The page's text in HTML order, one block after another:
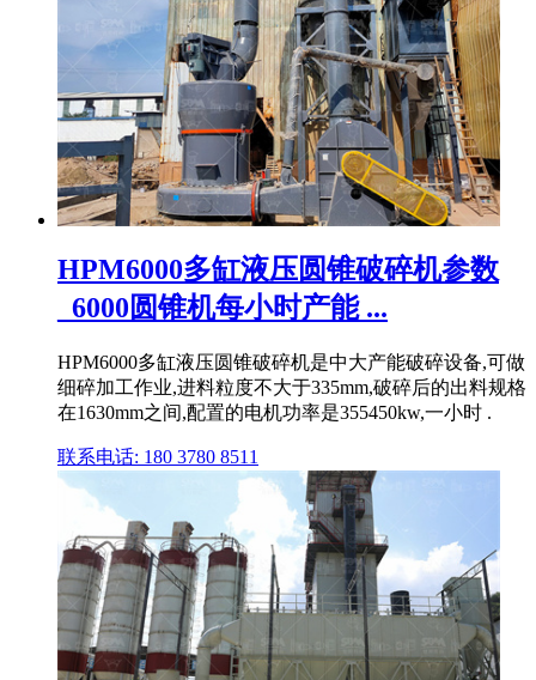
HPM6000多缸液压圆锥破碎机参数
_6000圆锥机每小时产能 ...
HPM6000多缸液压圆锥破碎机是中大产能破碎设备,可做
细碎加工作业,进料粒度不大于335mm,破碎后的出料规格
在1630mm之间,配置的电机功率是355450kw,一小时 .
联系电话: 180 3780 8511